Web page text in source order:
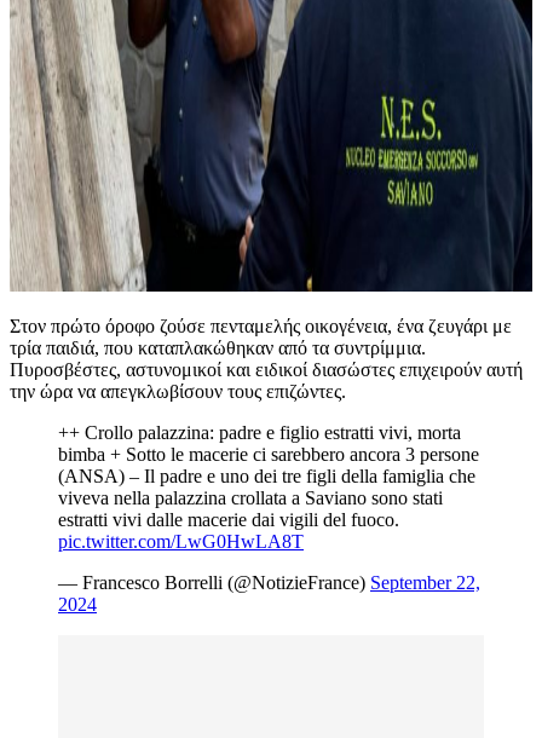
Στον πρώτο όροφο ζούσε πενταμελής οικογένεια, ένα ζευγάρι με
τρία παιδιά, που καταπλακώθηκαν από τα συντρίμμια.
Πυροσβέστες, αστυνομικοί και ειδικοί διασώστες επιχειρούν αυτή
την ώρα να απεγκλωβίσουν τους επιζώντες.
++ Crollo palazzina: padre e figlio estratti vivi, morta
bimba + Sotto le macerie ci sarebbero ancora 3 persone
(ANSA) – Il padre e uno dei tre figli della famiglia che
viveva nella palazzina crollata a Saviano sono stati
estratti vivi dalle macerie dai vigili del fuoco.
pic.twitter.com/LwG0HwLA8T
— Francesco Borrelli (@NotizieFrance) September 22,
2024